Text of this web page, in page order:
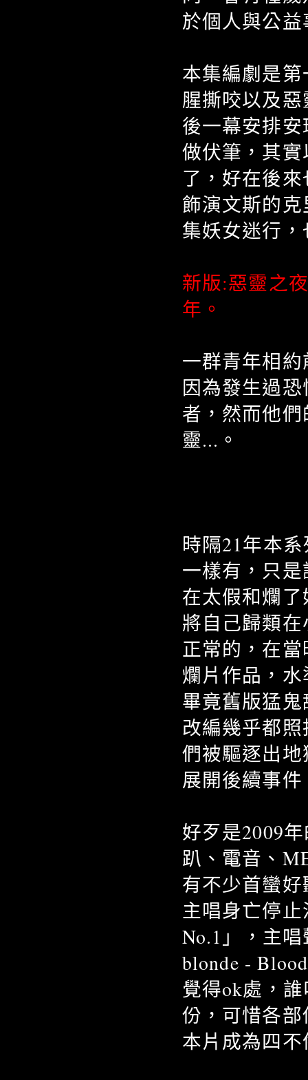
於個人與公
本集編劇是
腥撕咬以及
後一幕安排
做伏筆，其
了，好在後
飾演文斯的
集妖女迷行
新版:惡靈之
年。
一群青年相
因為發生過
者，然而他
靈...。
時隔21年本
一樣有，只
在太假和爛
將自己歸類
正常的，在
爛片作品，
畢竟舊版猛
改編幾乎都
們被驅逐出
展開後續事
好歹是2009
趴、電音、
有不少首蠻
主唱身亡停止
No.1」，主
blonde -
覺得ok處，
份，可惜各
本片成為四不